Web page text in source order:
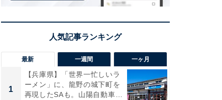
最新 一週間 一ヶ月
1
【兵庫県】「世界一忙しいラ
ーメン」に、龍野の城下町を
再現したSAも。山陽自動車